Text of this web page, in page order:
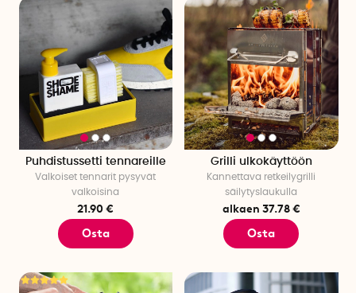
Puhdistussetti tennareille
Valkoiset tennarit pysyvät
valkoisina
21.90 €
Osta
Grilli ulkokäyttöön
Kannettava retkeilygrilli
säilytyslaukulla
alkaen 37.78 €
Osta